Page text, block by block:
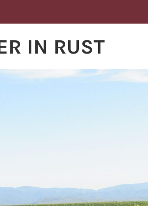
IN RUST